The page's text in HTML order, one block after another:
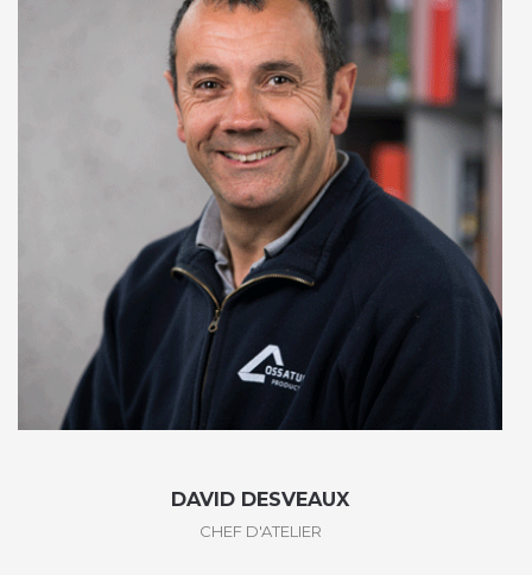
DAVID DESVEAUX
CHEF D'ATELIER